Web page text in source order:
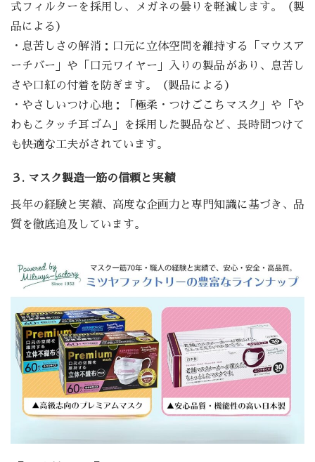
式フィルターを採用し、メガネの曇りを軽減します。（製
品による）
・息苦しさの解消：口元に立体空間を維持する「マウスア
ーチバー」や「口元ワイヤー」入りの製品があり、息苦し
さや口紅の付着を防ぎます。（製品による）
・やさしいつけ心地：「極柔・つけごこちマスク」や「や
わもこタッチ耳ゴム」を採用した製品など、長時間つけて
も快適な工夫がされています。
３. マスク製造一筋の信頼と実績
長年の経験と実績、高度な企画力と専門知識に基づき、品
質を徹底追及しています。